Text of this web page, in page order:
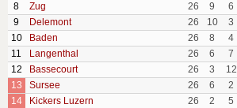
8
Zug 26 9 6
9
Delemont 26 10 3
10
Baden 26 8 4
11
Langenthal 26 6 7
12
Bassecourt 26 3 12
13
Sursee 26 6 2
14
Kickers Luzern 26 2 5